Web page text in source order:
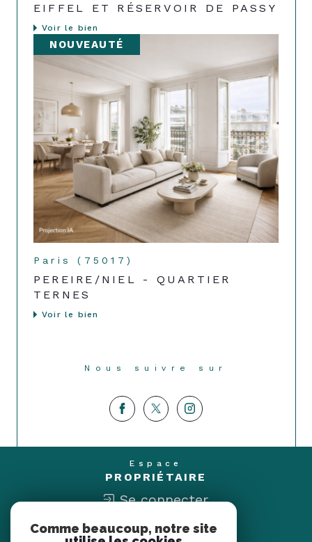
EIFFEL ET RÉSERVOIR DE PASSY
Voir le bien
NOUVEAUTÉ
Paris (75017)
PEREIRE/NIEL - QUARTIER
TERNES
Voir le bien
Nous suivre sur
Espace
PROPRIÉTAIRE
Se connecter
Nous
Comme beaucoup, notre site